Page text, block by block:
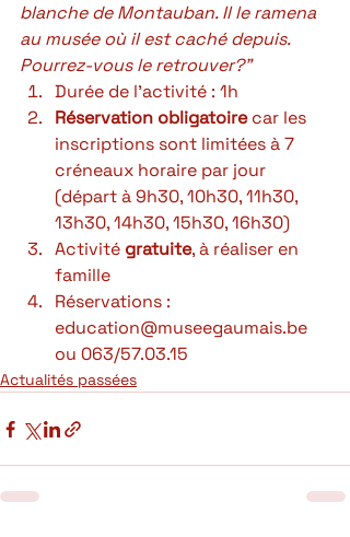
blanche de Montauban. Il le ramena
au musée où il est caché depuis.
Pourrez-vous le retrouver?”
Durée de l’activité : 1h
Réservation obligatoire car les
inscriptions sont limitées à 7
créneaux horaire par jour
(départ à 9h30, 10h30, 11h30,
13h30, 14h30, 15h30, 16h30)
Activité gratuite, à réaliser en
famille
Réservations :
education@museegaumais.be
ou 063/57.03.15
Actualités passées